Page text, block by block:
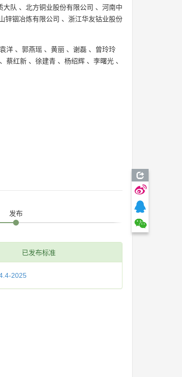
大队 、 北方铜业股份有限公司 、 河南中
锌铟冶炼有限公司 、 浙江华友钴业股份
袁洋 、 郭燕瑶 、 黄丽 、 谢磊 、 曾玲玲
、 蔡红新 、 徐建青 、 杨绍辉 、 李曙光 、
发布
已发布标准
2025